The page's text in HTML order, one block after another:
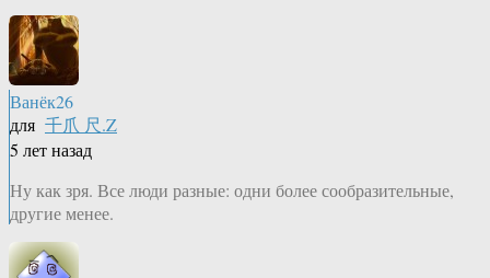
Ванёк26
для 千爪 尺.Z
5 лет назад
Ну как зря. Все люди разные: одни более сообразительные,
другие менее.